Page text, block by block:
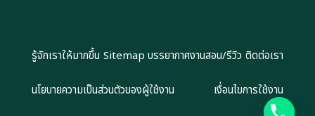
รู้จักเราให้มากขึ้น Sitemap บรรยากาศงานสอน/รีวิว ติดต่อเรา
นโยบายความเป็นส่วนตัวของผู้ใช้งาน เงื่อนไขการใช้งาน